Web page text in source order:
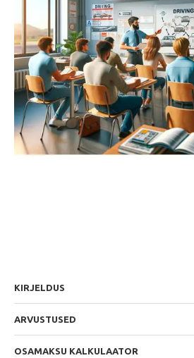
KIRJELDUS
ARVUSTUSED
OSAMAKSU KALKULAATOR